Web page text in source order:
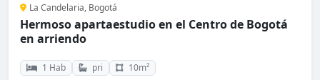
La Candelaria, Bogotá
Hermoso apartaestudio en el Centro de Bogotá
en arriendo
1 Hab pri 10m²